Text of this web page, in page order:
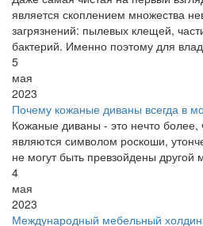
является скоплением множества
загрязнений: пылевых клещей,
бактерий. Именно поэтому для
5
мая
2023
Почему кожаные диваны всегда в
Кожаные диваны - это нечто
являются символом роскоши,
не могут быть превзойдены другой
4
мая
2023
Международный мебельный